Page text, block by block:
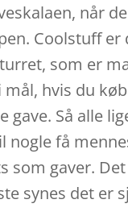
når
Coolstuff
som er
hvis du
Så alle
få
som gaver.
synes det er